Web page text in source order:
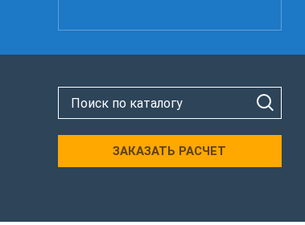
ЗАКАЗАТЬ РАСЧЕТ